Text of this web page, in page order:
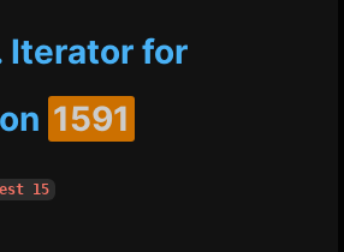
Iterator for
1591
15